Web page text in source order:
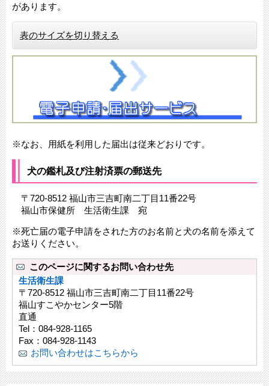
があります。
表のサイズを切り替える
※なお、用紙を利用した届出は従来どおりです。
犬の鑑札及び注射済票の郵送先
〒720-8512 福山市三吉町南二丁目11番22号
福山市保健所 生活衛生課 宛
※死亡届の電子申請をされた方のお名前と犬の名前を添えて
お送りください。
このページに関するお問い合わせ先
生活衛生課
〒720-8512 福山市三吉町南二丁目11番22号
福山すこやかセンター5階
直通
Tel：084-928-1165
Fax：084-928-1143
お問い合わせはこちらから